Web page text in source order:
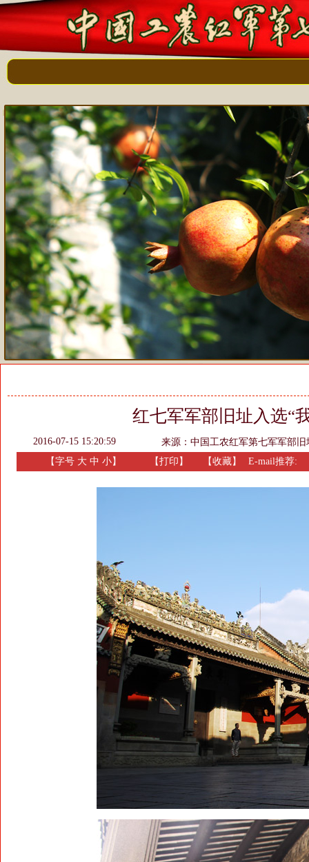
红七军军部旧址入选“
2016-07-15 15:20:59 来源： 中国工农红军第七军军部旧
【字号 大 中 小】 【打印 】 【收藏】 E-mail推荐: